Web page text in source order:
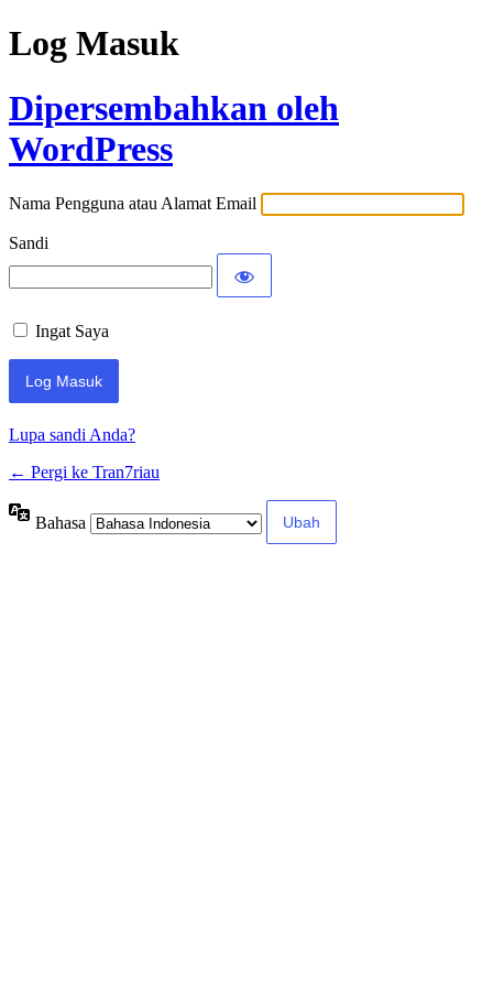
Log Masuk
Dipersembahkan oleh
WordPress
Nama Pengguna atau Alamat Email
Sandi
Ingat Saya
Lupa sandi Anda?
← Pergi ke Tran7riau
Bahasa